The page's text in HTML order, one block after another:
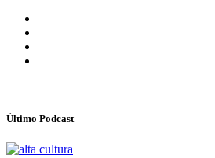
Último Podcast